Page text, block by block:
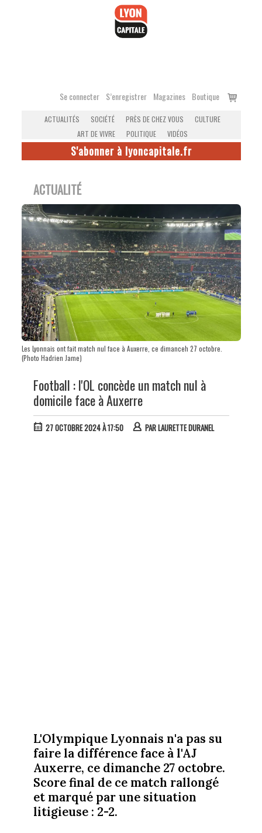
Se connecter S’enregistrer Magazines Boutique
Voir
ACTUALITÉS SOCIÉTÉ PRÈS DE CHEZ VOUS
CULTURE
ART DE VIVRE
POLITIQUE VIDÉOS
S'abonner à lyoncapitale.fr
ACTUALITÉ
Les Lyonnais ont fait match nul face à Auxerre, ce dimanceh 27 octobre.
(Photo Hadrien Jame)
Football : l'OL concède un match nul à
domicile face à Auxerre
27 OCTOBRE 2024 À 17:50 PARLAURETTE DURANEL
L'Olympique Lyonnais n'a pas su
faire la différence face à l'AJ
Auxerre, ce dimanche 27 octobre.
Score final de ce match rallongé
et marqué par une situation
litigieuse : 2-2.